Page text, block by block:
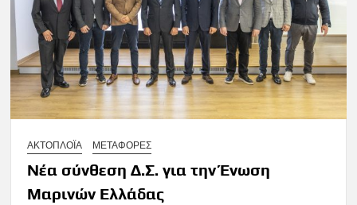
ΑΚΤΟΠΛΟΪΑ ΜΕΤΑΦΟΡΕΣ
Νέα σύνθεση Δ.Σ. για την Ένωση
Μαρινών Ελλάδας